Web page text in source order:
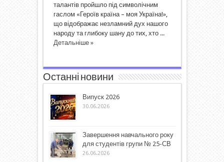
талантів пройшло під символічним
гаслом «Героїв країна – моя Україна!»,
що відображає незламний дух нашого
народу та глибоку шану до тих, хто ...
Детальніше »
Останні новини
Випуск 2026
30.06.2026
Завершення навчального року
для студентів групи № 25-СВ
26.06.2026